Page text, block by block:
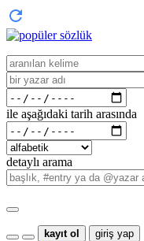
ile aşağıdaki tarih arasında
detaylı arama
kayıt ol giriş yap